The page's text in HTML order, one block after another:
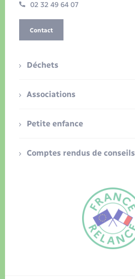
02 32 49 64 07
Contact
Déchets
Associations
Petite enfance
Comptes rendus de conseils